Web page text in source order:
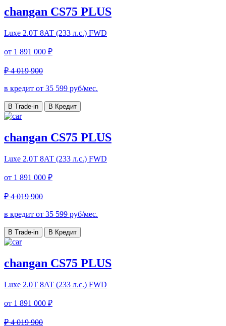
changan CS75 PLUS
Luxe 2.0T 8AT (233 л.с.) FWD
от 1 891 000 ₽
₽ 4 019 900
в кредит от 35 599 руб/мес.
В Trade-in В Кредит
changan CS75 PLUS
Luxe 2.0T 8AT (233 л.с.) FWD
от 1 891 000 ₽
₽ 4 019 900
в кредит от 35 599 руб/мес.
В Trade-in В Кредит
changan CS75 PLUS
Luxe 2.0T 8AT (233 л.с.) FWD
от 1 891 000 ₽
₽ 4 019 900